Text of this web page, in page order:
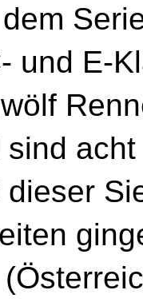
und E-